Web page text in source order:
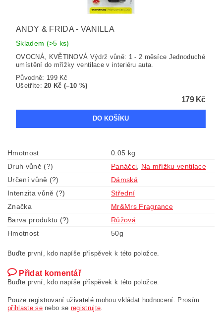
ANDY & FRIDA - VANILLA
Skladem (>5 ks)
OVOCNÁ, KVĚTINOVÁ Výdrž vůně: 1 - 2 měsíce Jednoduché
umístění do mřížky ventilace v interiéru auta.
Původně: 199 Kč
Ušetříte:20 Kč (–10 %)
179 Kč
Hmotnost
0.05 kg
Druh vůně (?)
Panáčci
Na mřížku ventilace
Určení vůně (?)
Dámská
Intenzita vůně (?)
Střední
Značka
Mr&Mrs Fragrance
Barva produktu (?)
Růžová
Hmotnost
50g
Buďte první, kdo napíše příspěvek k této položce.
Přidat komentář
Buďte první, kdo napíše příspěvek k této položce.
Pouze registrovaní uživatelé mohou vkládat hodnocení. Prosím
přihlaste senebo se registrujte